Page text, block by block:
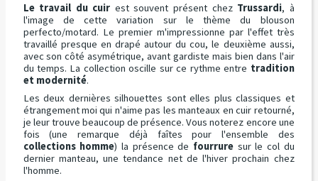
Le travail du cuir est souvent présent chez Trussardi, à
l'image de cette variation sur le thème du blouson
perfecto/motard. Le premier m'impressionne par l'effet très
travaillé presque en drapé autour du cou, le deuxième aussi,
avec son côté asymétrique, avant gardiste mais bien dans l'air
du temps. La collection oscille sur ce rythme entre tradition
et modernité.
Les deux dernières silhouettes sont elles plus classiques et
étrangement moi qui n'aime pas les manteaux en cuir retourné,
je leur trouve beaucoup de présence. Vous noterez encore une
fois (une remarque déjà faîtes pour l'ensemble des
collections homme) la présence de fourruresur le col du
dernier manteau, une tendance net de l'hiver prochain chez
l'homme.